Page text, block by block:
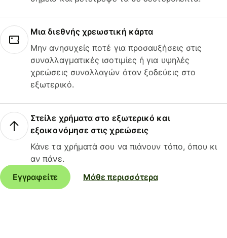
Μια διεθνής χρεωστική κάρτα
Μην ανησυχείς ποτέ για προσαυξήσεις στις
συναλλαγματικές ισοτιμίες ή για υψηλές
χρεώσεις συναλλαγών όταν ξοδεύεις στο
εξωτερικό.
Στείλε χρήματα στο εξωτερικό και
εξοικονόμησε στις χρεώσεις
Κάνε τα χρήματά σου να πιάνουν τόπο, όπου κι
αν πάνε.
Εγγραφείτε
Μάθε περισσότερα